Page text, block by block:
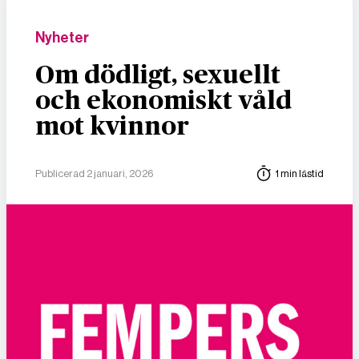
Nyheter
Om dödligt, sexuellt
och ekonomiskt våld
mot kvinnor
Publicerad 2 januari, 2026 1 min lästid